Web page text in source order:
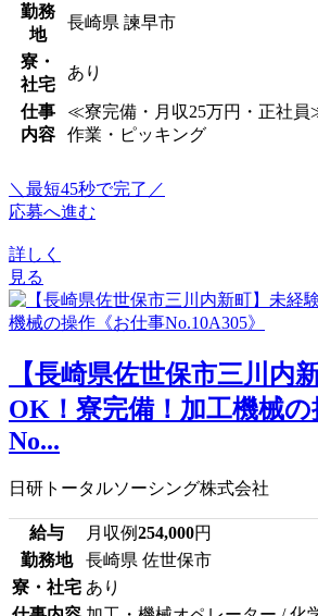
勤務
地
長崎県 諫早市
寮・
社宅
あり
仕事
内容
≪寮完備・月収25万円・正社
作業・ピッキング
＼最短45秒で完了／
応募へ進む
詳しく
見る
【長崎県佐世保市三川内
OK！寮完備！加工機械
No...
日研トータルソーシング株式会社
給与 月収例254,000円
勤務地
長崎県 佐世保市
寮・社宅 あり